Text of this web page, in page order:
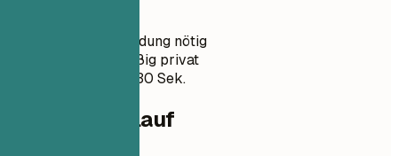
Keine Anmeldung nötig
Standardmäßig privat
Meist unter 30 Sek.
Dein Lebenslauf